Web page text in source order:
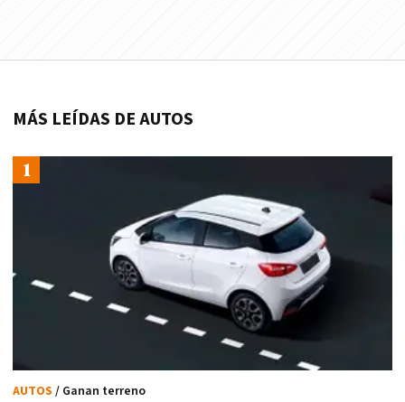
MÁS LEÍDAS DE AUTOS
AUTOS / Ganan terreno